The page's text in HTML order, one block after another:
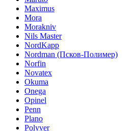
Maximus
Mora
Morakniv
Nils Master
NordKapp
Nordman (Псков-Полимер)
Norfin
Novatex
Okuma
Onega
Opinel
Penn
Plano
Polyver